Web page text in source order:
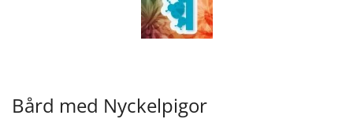
Bård med Nyckelpigor